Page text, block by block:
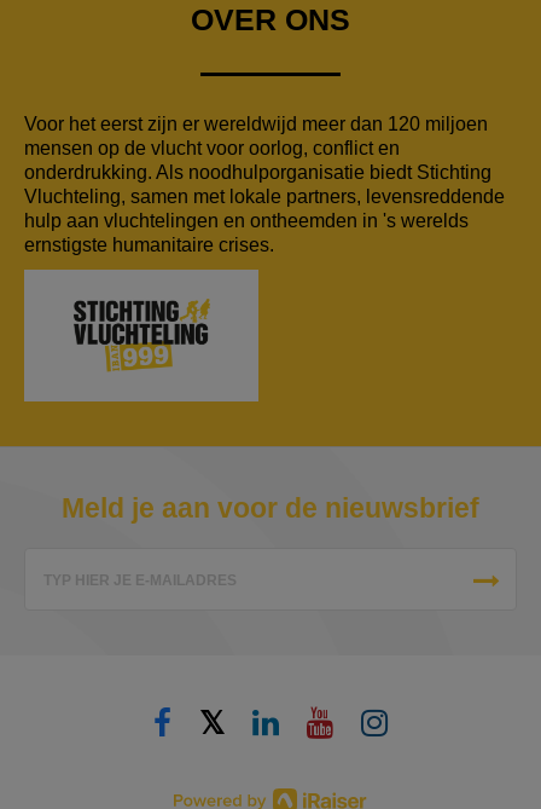
OVER ONS
Voor het eerst zijn er wereldwijd meer dan 120 miljoen
mensen op de vlucht voor oorlog, conflict en
onderdrukking. Als noodhulporganisatie biedt Stichting
Vluchteling, samen met lokale partners, levensreddende
hulp aan vluchtelingen en ontheemden in 's werelds
ernstigste humanitaire crises.
Meld je aan voor de nieuwsbrief
TYP HIER JE E-MAILADRES
𝕏